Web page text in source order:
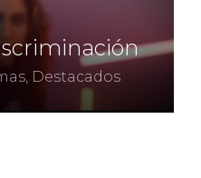
, Destacados